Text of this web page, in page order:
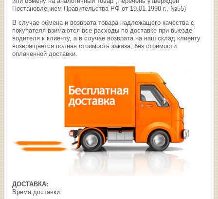
Постановлением Правительства РФ от 19.01.1998 г., №55)
В случае обмена и возврата товара надлежащего качества с
покупателя взимаются все расходы по доставке при выезде
водителя к клиенту, а в случае возврата на наш склад клиенту
возвращается полная стоимость заказа, без стоимости
оплаченной доставки.
ДОСТАВКА:
Время доставки: